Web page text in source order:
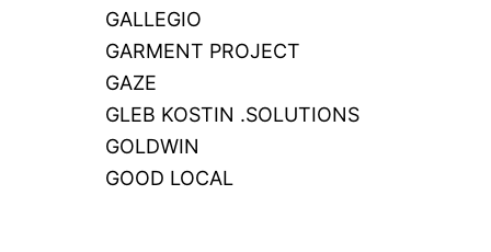
GALLEGIO
GARMENT PROJECT
GAZE
GLEB KOSTIN .SOLUTIONS
GOLDWIN
GOOD LOCAL